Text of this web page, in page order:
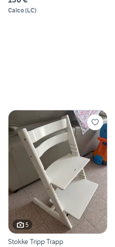
Calco(LC)
5
Stokke Tripp Trapp